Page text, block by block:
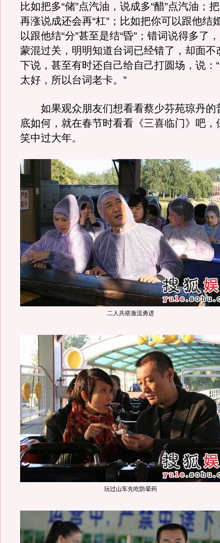
比如把多“储”点汽油，说成多“醋”点汽油；
再涨说成还会再“杠”；比如把你可以跟他结
以跟他结“分”甚至是结“昏”；错词说得多了
蒙混过关，明明知道台词已经错了，却面不
下说，甚至有时还自己给自己打圆场，说：
太好，所以台词老卡。”
如果观众朋友们想看看蔡少芬苑琼丹的
底如何，就在春节时看看《三喜临门》吧，
笑中过大年。
二人共搭激流勇进
玩过山车先吃防晕药